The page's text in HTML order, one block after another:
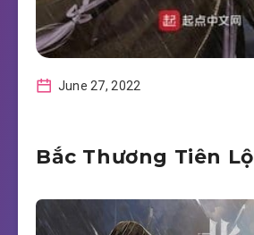
June 27, 2022
Bắc Thương Tiên Lộ